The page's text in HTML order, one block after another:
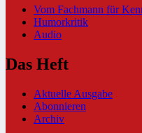
Vom Fachmann für
Humorkritik
Audio
Das Heft
Aktuelle Ausgabe
Abonnieren
Archiv